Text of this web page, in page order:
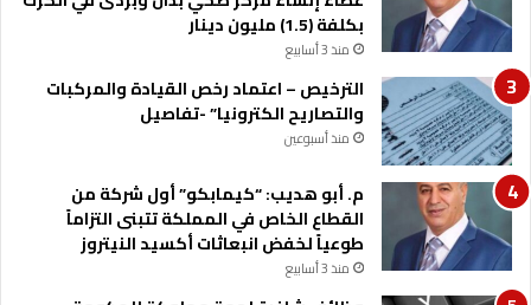
ة
م
ل
ا
ل
إ
ع
ل
ا
م
ي
بكلفة (1.5) مليون دينار
منذ 3 أسابيع
الترخيص – اعتماد رخص القيادة والمركبات
والتصاريح الكترونيا” -تفاصيل
منذ أسبوعين
م. أبو هديب: “كيمابكو” أول شركة من
القطاع الخاص في المملكة تتبنى التزاماً
طوعياً لخفض انبعاثات أكسيد النيتروز
منذ 3 أسابيع